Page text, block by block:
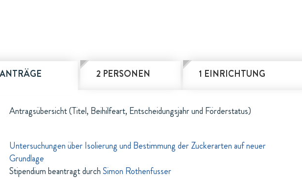
2 PERSONEN 1 EINRICHTUNG
Antragsübersicht (Titel, Beihilfeart, Entscheidungsjahr und Förderstatus)
Untersuchungen über Isolierung und Bestimmung der Zuckerarten auf neuer
Grundlage
Stipendium beantragt durchSimon Rothenfusser